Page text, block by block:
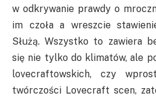
w odkrywanie prawdy o
im czoła a wreszcie
Służą. Wszystko to zawiera
się nie tylko do klimatów, ale
lovecraftowskich, czy
twórczości Lovecraft scen,